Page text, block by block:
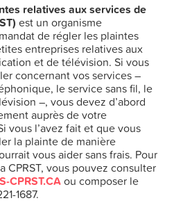
relatives aux services de
est un organisme
de régler les plaintes
entreprises relatives aux
et de télévision. Si vous
concernant vos services –
le service sans fil, le
–, vous devez d’abord
auprès de votre
vous l’avez fait et que vous
la plainte de manière
vous aider sans frais. Pour
CPRST, vous pouvez consulter
CPRST.CAou composer le
1687.